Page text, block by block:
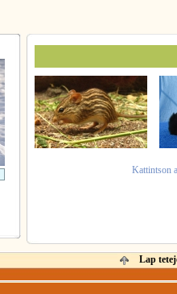
Kattintson
Lap